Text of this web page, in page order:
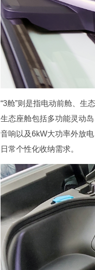
“3舱”则是指电动前舱、生
生态座舱包括多功能灵动
音响以及6kW大功率外放
日常个性化收纳需求。